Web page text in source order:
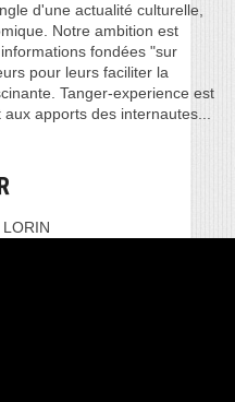
d'une actualité culturelle,
Notre ambition est
fondées "sur
pour leurs faciliter la
Tanger-experience est
apports des internautes...